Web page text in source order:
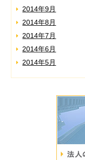
2014年9月
2014年8月
2014年7月
2014年6月
2014年5月